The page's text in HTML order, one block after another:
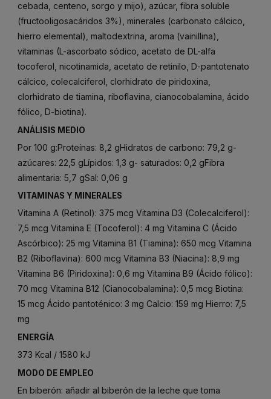
cebada, centeno, sorgo y mijo), azúcar, fibra soluble
(fructooligosacáridos 3%), minerales (carbonato cálcico,
hierro elemental), maltodextrina, aroma (vainillina),
vitaminas (L-ascorbato sódico, acetato de DL-alfa
tocoferol, nicotinamida, acetato de retinilo, D-pantotenato
cálcico, colecalciferol, clorhidrato de piridoxina,
clorhidrato de tiamina, riboflavina, cianocobalamina, ácido
fólico, D-biotina).
ANÁLISIS MEDIO
Por 100 g:Proteínas: 8,2 gHidratos de carbono: 79,2 g-
azúcares: 22,5 gLípidos: 1,3 g- saturados: 0,2 gFibra
alimentaria: 5,7 gSal: 0,06 g
VITAMINAS Y MINERALES
Vitamina A (Retinol): 375 mcg Vitamina D3 (Colecalciferol):
7,5 mcg Vitamina E (Tocoferol): 4 mg Vitamina C (Ácido
Ascórbico): 25 mg Vitamina B1 (Tiamina): 650 mcg Vitamina
B2 (Riboflavina): 600 mcg Vitamina B3 (Niacina): 8,9 mg
Vitamina B6 (Piridoxina): 0,6 mg Vitamina B9 (Ácido fólico):
70 mcg Vitamina B12 (Cianocobalamina): 0,5 mcg Biotina:
15 mcg Ácido pantoténico: 3 mg Calcio: 159 mg Hierro: 7,5
mg
ENERGÍA
373 Kcal / 1580 kJ
MODO DE EMPLEO
En biberón: añadir al biberón de la leche que toma